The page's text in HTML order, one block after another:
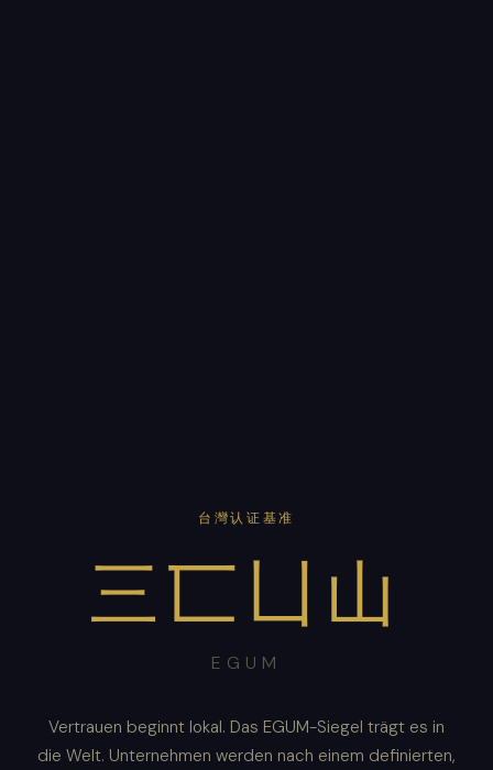
台灣认证基准
三匸凵山
EGUM
Vertrauen beginnt lokal. Das EGUM-Siegel trägt es in
die Welt. Unternehmen werden nach einem definierten,